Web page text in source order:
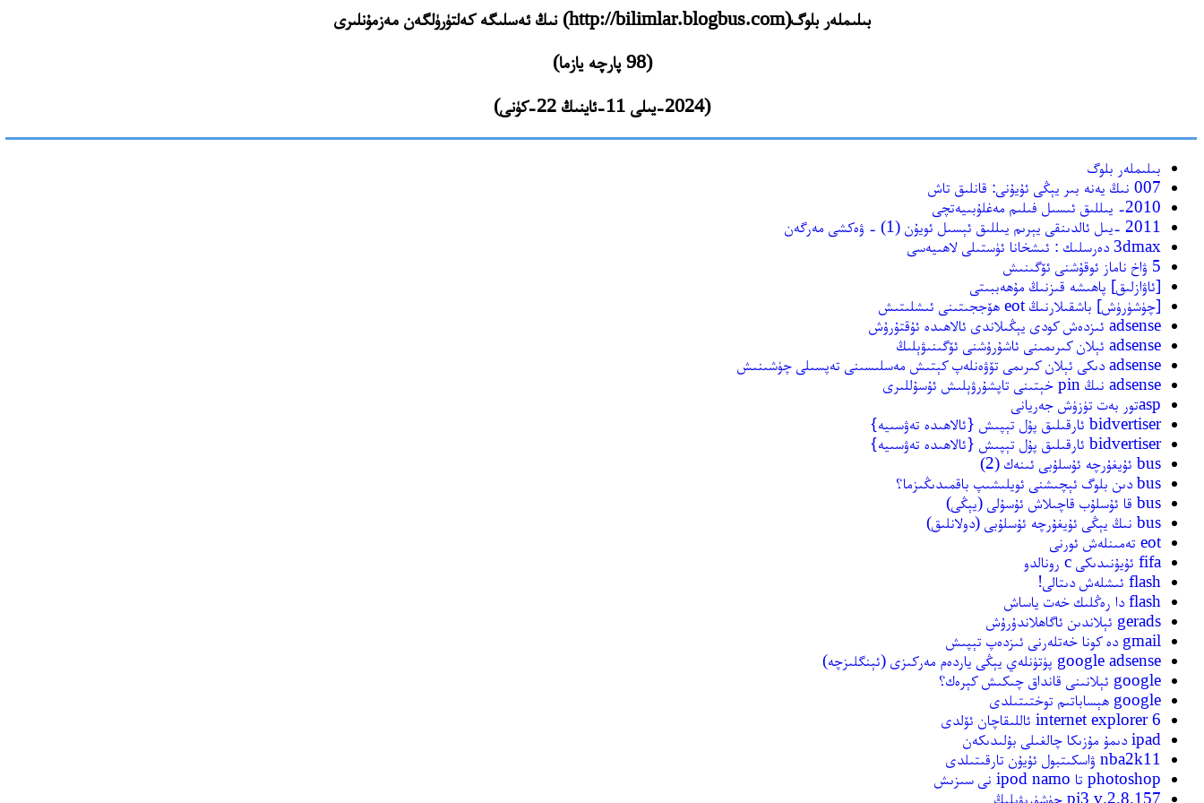
بىلىملەر بلوگ(http://bilimlar.blogbus.com) نىڭ ئەسلىگە كەلتۈرۈلگەن مەزمۇنلىرى
(98 پارچە يازما)
(2024-يىلى 11-ئاينىڭ 22-كۈنى)
بىلىملەر بلوگ
007 نىڭ يەنە بىر يېڭى ئۇيۇنى: قانلىق تاش
2010- يىللىق ئىسىل فىلىم مەغلۇبىيەتچى
2011 -يىل ئالدىنقى يېرىم يىللىق ئېسىل ئويۇن (1) - ۋەكشى مەرگەن
3dmax دەرسلىك : ئىشخانا ئۈستىلى لاھىيەسى
5 ۋاخ ناماز ئوقۇشنى ئۆگىنىش
[ئاۋازلىق] پاھىشە قىزنىڭ مۇھەببىتى
[چۈشۈرۈش] باشقىلارنىڭ eot ھۆججىتىنى ئىشلىتىش
adsense ئىزدەش كودى يېڭىلاندى ئالاھىدە ئۇقتۇرۇش
adsense ئېلان كىرىمىنى ئاشۇرۇشنى ئۆگىنىۋېلىڭ
adsense دىكى ئېلان كىرىمى تۆۋەنلەپ كېتىش مەسلىسىنى تەپسىلى چۈشىنىش
adsense نىڭ pin خېتىنى تاپشۇرۋېلىش ئۇسۇللىرى
aspتور بەت تۈزۈش جەريانى
bidvertiser ئارقىلىق پۇل تېپىش {ئالاھىدە تەۋسىيە}
bidvertiser ئارقىلىق پۇل تېپىش {ئالاھىدە تەۋسىيە}
bus ئۇيغۇرچە ئۇسلۇبى ئىنەك (2)
bus دىن بلوگ ئېچىشنى ئويلىشىپ باقمىدىڭىزما؟
bus قا ئۇسلۇب قاچىلاش ئۇسۇلى (يېڭى)
bus نىڭ يېڭى ئۇيغۇرچە ئۇسلۇبى (دولانلىق)
eot تەمىنلەش ئورنى
fifa ئۇيۇنىدىكى c رونالدو
flash ئىشلەش دىتالى!
flash دا رەڭلىك خەت ياساش
gerads ئېلاندىن ئاگاھلاندۇرۇش
gmail دە كونا خەتلەرنى ئىزدەپ تېپىش
google adsense پۈتۈنلەي يېڭى ياردەم مەركىزى (ئېنگلىزچە)
google ئېلانىنى قانداق چىكىش كېرەك؟
google ھېساباتىم توختىتىلدى
internet explorer 6 ئاللىقاچان ئۆلدى
ipad دىمۇ مۇزىكا چالغىلى بۇلىدىكەن
nba2k11 ۋاسكىتبول ئۇيۇن تارقىتىلدى
photoshop تا ipod namo نى سىزىش
pj3 v.2.8.157 چۈشۈرىۋېلىڭ